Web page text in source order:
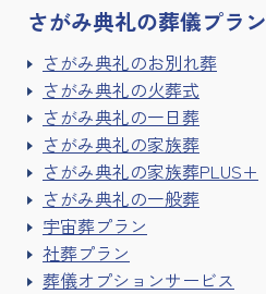
さがみ典礼の葬儀プラン
さがみ典礼のお別れ葬
さがみ典礼の火葬式
さがみ典礼の一日葬
さがみ典礼の家族葬
さがみ典礼の家族葬PLUS+
さがみ典礼の一般葬
宇宙葬プラン
社葬プラン
葬儀オプションサービス